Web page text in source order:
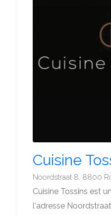
Cuisine
Noordstraat 8, 8800
Cuisine Tossins est
l'adresse